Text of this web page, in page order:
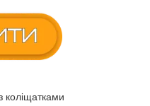
коліщатками